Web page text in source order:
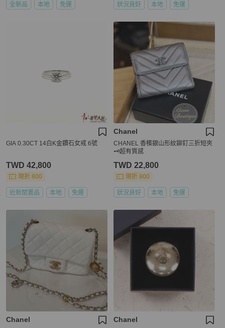
全新品 本地 免運 狀況良好 本地 免運
GIA 0.30CT 14白K金鑽石女戒 6號
TWD 42,800
現折 800
近新閒置品 本地 免運
Chanel
CHANEL 香檳銀山形紋鉚釘三折短夾
🗝️超有質感
TWD 22,800
現折 800
狀況良好 本地 免運
Chanel Chanel